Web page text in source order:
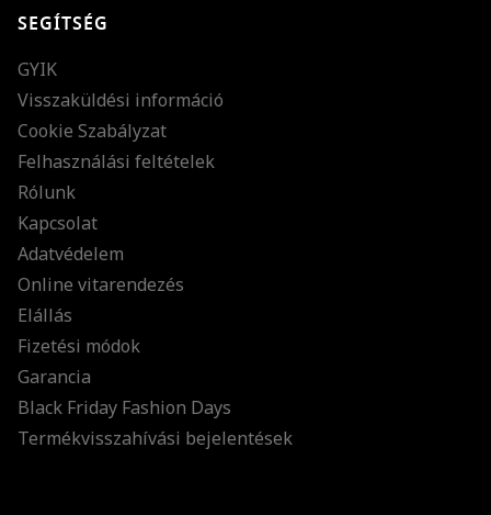
SEGÍTSÉG
GYIK
Visszaküldési információ
Cookie Szabályzat
Felhasználási feltételek
Rólunk
Kapcsolat
Adatvédelem
Online vitarendezés
Elállás
Fizetési módok
Garancia
Black Friday Fashion Days
Termékvisszahívási bejelentések